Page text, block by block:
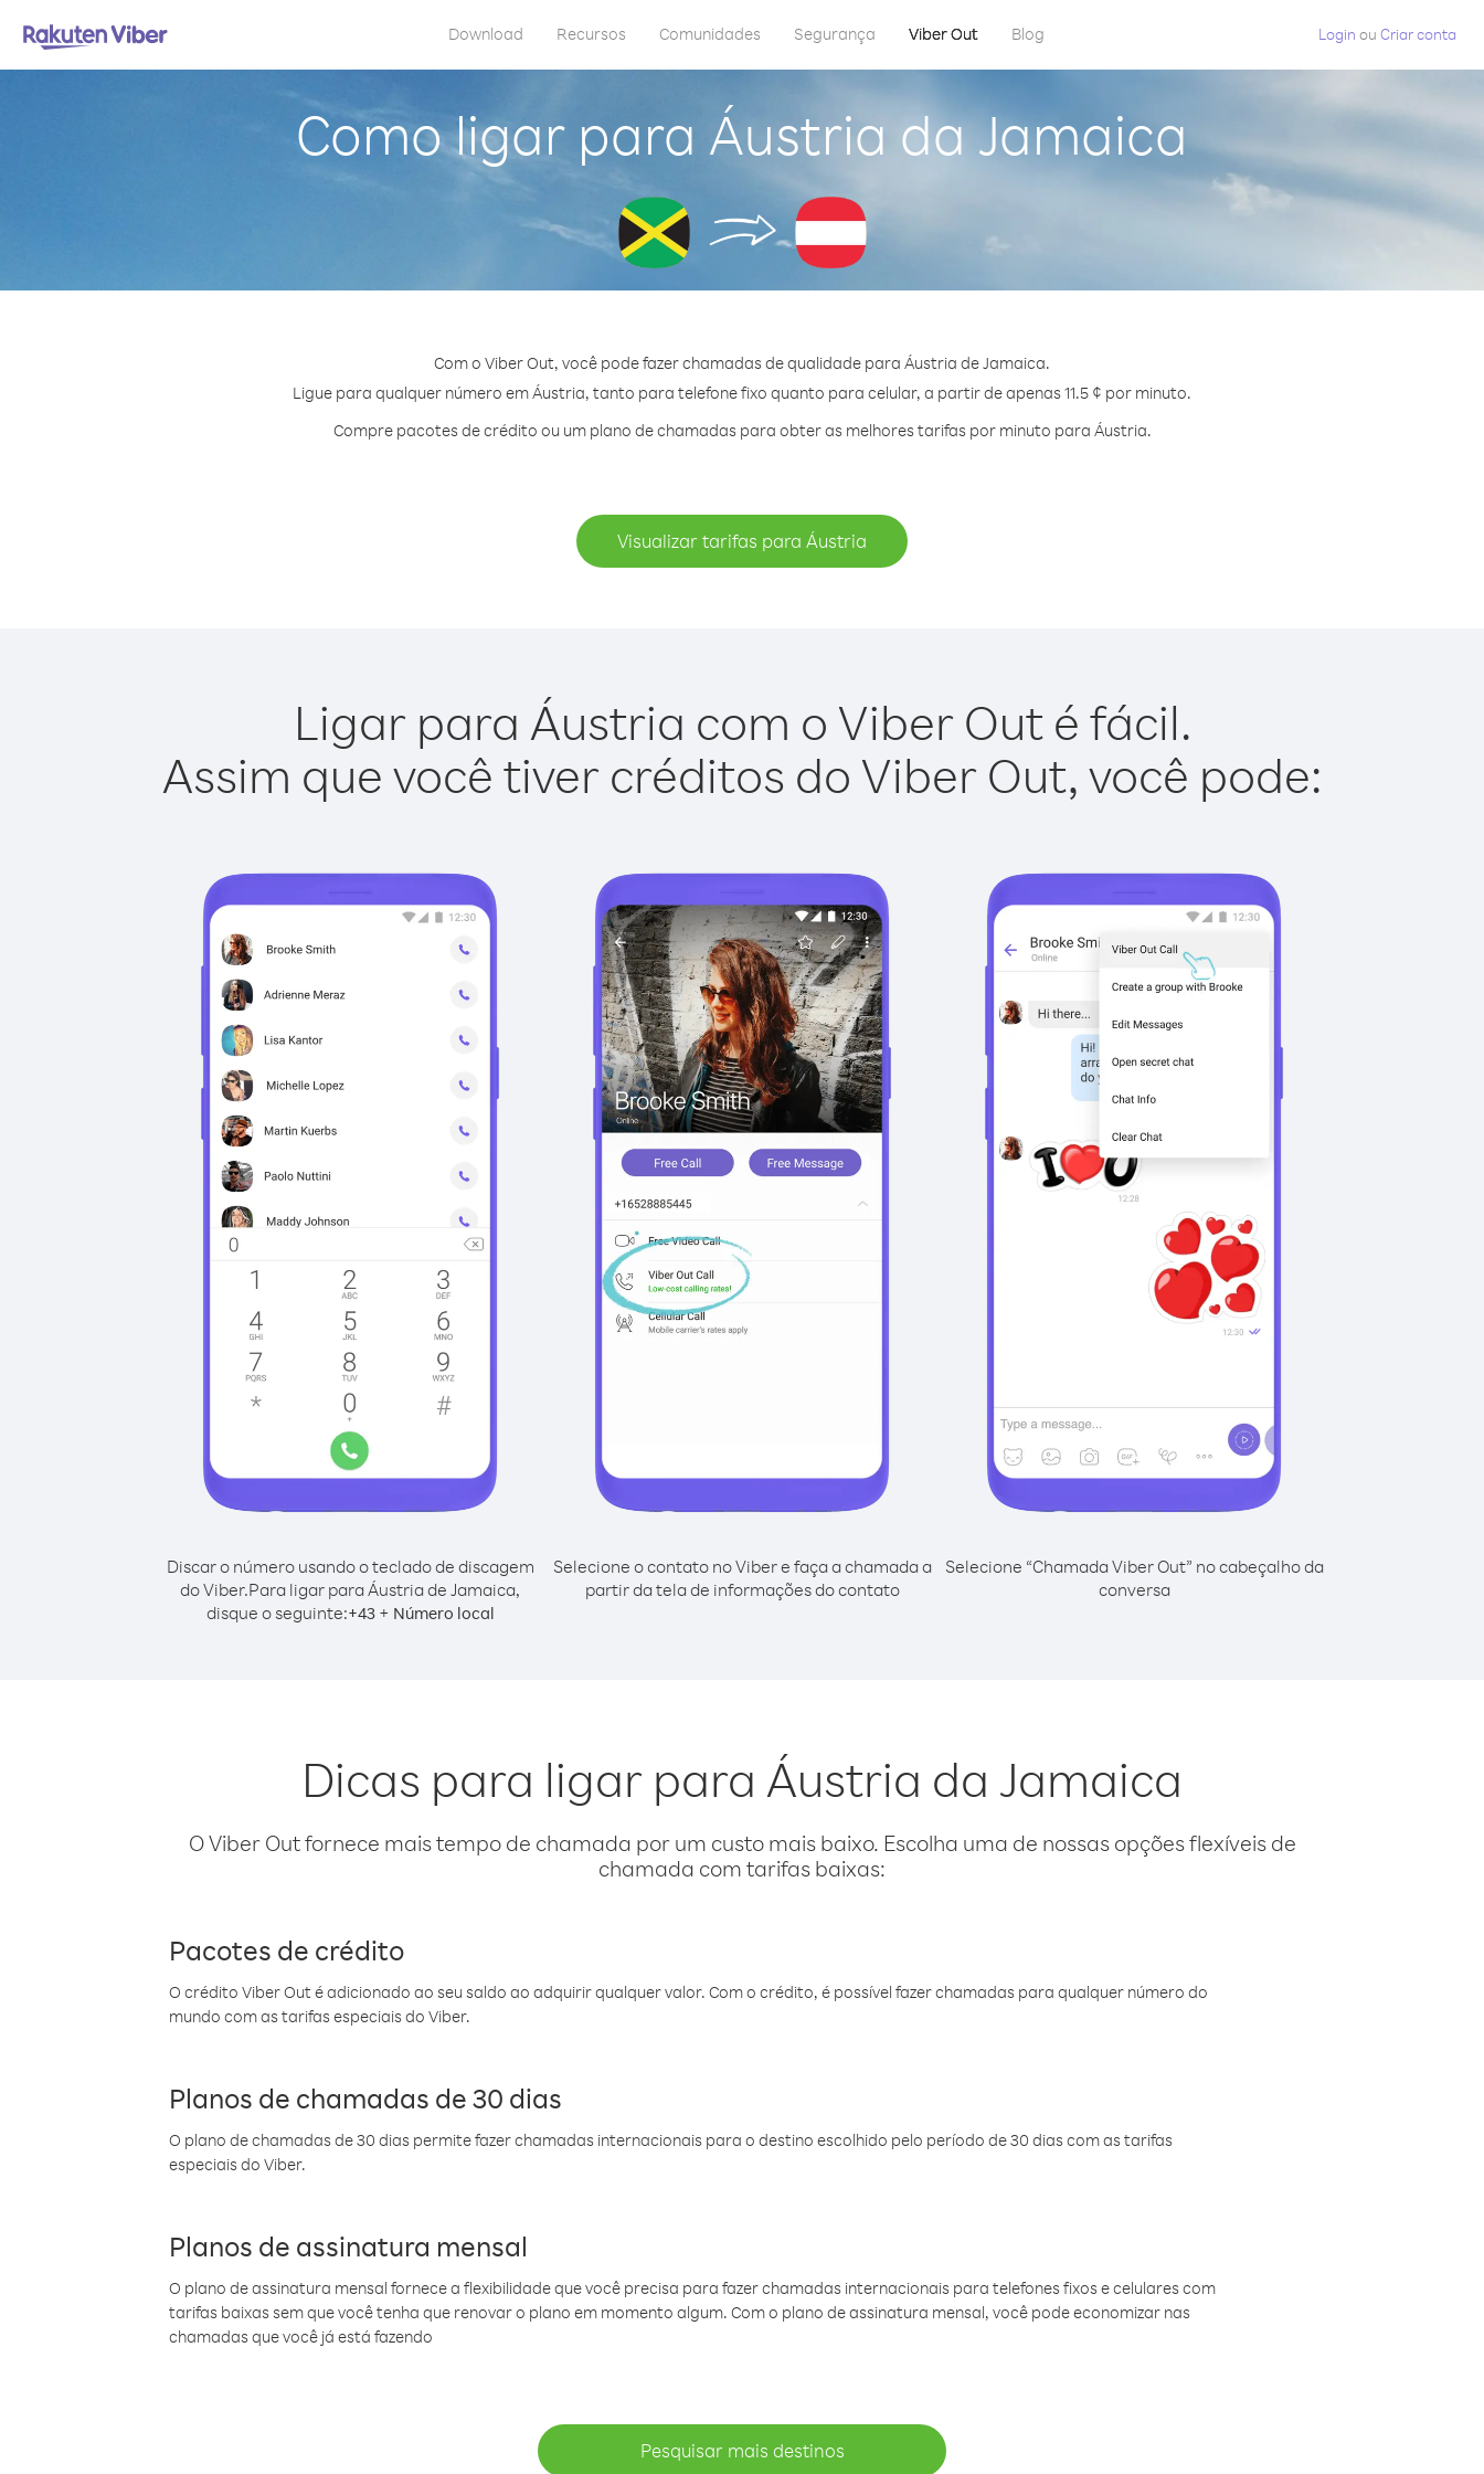
Download Recursos Comunidades Segurança Viber Out Blog Login ou Criar conta
Como ligar para Áustria da Jamaica
Com o Viber Out, você pode fazer chamadas de qualidade para Áustria de Jamaica.
Ligue para qualquer número em Áustria, tanto para telefone fixo quanto para celular, a partir de apenas 11.5 ¢ por minuto.
Compre pacotes de crédito ou um plano de chamadas para obter as melhores tarifas por minuto para Áustria.
Visualizar tarifas para Áustria
Ligar para Áustria com o Viber Out é fácil.
Assim que você tiver créditos do Viber Out, você pode:
Discar o número usando o teclado de discagem
do Viber.Para ligar para Áustria de Jamaica,
disque o seguinte:+43+ Número local
Selecione o contato no Viber e faça a chamada a
partir da tela de informações do contato
Selecione “Chamada Viber Out” no cabeçalho da
conversa
Dicas para ligar para Áustria da Jamaica
O Viber Out fornece mais tempo de chamada por um custo mais baixo. Escolha uma de nossas opções flexíveis de
chamada com tarifas baixas:
Pacotes de crédito
O crédito Viber Out é adicionado ao seu saldo ao adquirir qualquer valor. Com o crédito, é possível fazer chamadas para qualquer número do
mundo com as tarifas especiais do Viber.
Planos de chamadas de 30 dias
O plano de chamadas de 30 dias permite fazer chamadas internacionais para o destino escolhido pelo período de 30 dias com as tarifas
especiais do Viber.
Planos de assinatura mensal
O plano de assinatura mensal fornece a flexibilidade que você precisa para fazer chamadas internacionais para telefones fixos e celulares com
tarifas baixas sem que você tenha que renovar o plano em momento algum. Com o plano de assinatura mensal, você pode economizar nas
chamadas que você já está fazendo
Pesquisar mais destinos